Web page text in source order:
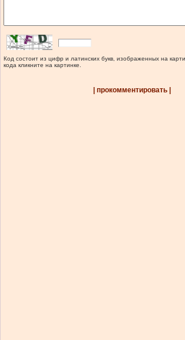
Код состоит из цифр и латинских букв, изображенных на
кода кликните на картинке.
| прокомментировать |